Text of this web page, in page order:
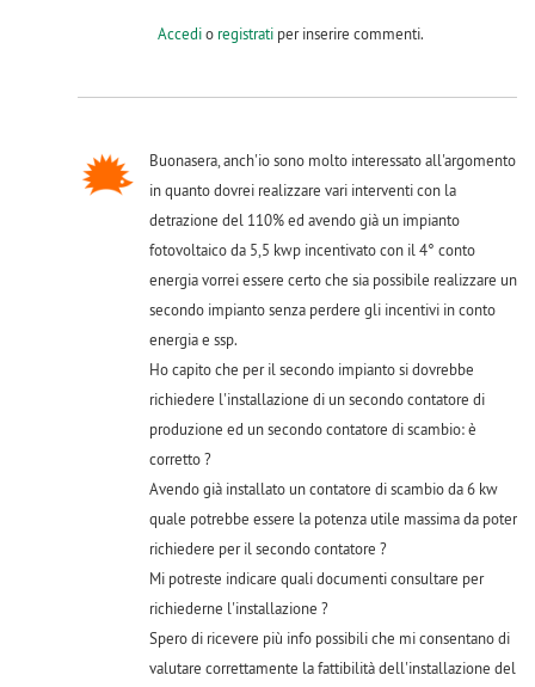
Accedio registratiper inserire commenti.
Buonasera, anch'io sono molto interessato all'argomento
in quanto dovrei realizzare vari interventi con la
detrazione del 110% ed avendo già un impianto
fotovoltaico da 5,5 kwp incentivato con il 4° conto
energia vorrei essere certo che sia possibile realizzare un
secondo impianto senza perdere gli incentivi in conto
energia e ssp.
Ho capito che per il secondo impianto si dovrebbe
richiedere l'installazione di un secondo contatore di
produzione ed un secondo contatore di scambio: è
corretto ?
Avendo già installato un contatore di scambio da 6 kw
quale potrebbe essere la potenza utile massima da poter
richiedere per il secondo contatore ?
Mi potreste indicare quali documenti consultare per
richiederne l'installazione ?
Spero di ricevere più info possibili che mi consentano di
valutare correttamente la fattibilità dell'installazione del